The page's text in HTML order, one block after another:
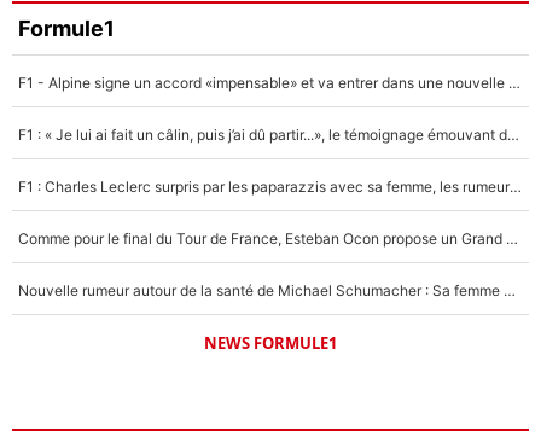
Formule1
F1 - Alpine signe un accord «impensable» et va entrer dans une nouvelle dimension : Grande nouvelle pour Pierre Gasly !
F1 : « Je lui ai fait un câlin, puis j’ai dû partir...», le témoignage émouvant de Max Verstappen sur sa fille
F1 : Charles Leclerc surpris par les paparazzis avec sa femme, les rumeurs étaient vraies !
Comme pour le final du Tour de France, Esteban Ocon propose un Grand Prix de Formule 1 à Paris : «Autour de l’Arc de Triomphe, ce serait génial» !
Nouvelle rumeur autour de la santé de Michael Schumacher : Sa femme Corinna sort du silence
NEWS FORMULE1